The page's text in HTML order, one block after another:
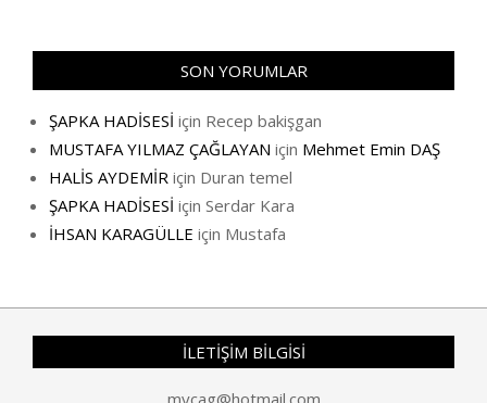
SON YORUMLAR
ŞAPKA HADİSESİ için Recep bakişgan
MUSTAFA YILMAZ ÇAĞLAYAN için Mehmet Emin DAŞ
HALİS AYDEMİR için Duran temel
ŞAPKA HADİSESİ için Serdar Kara
İHSAN KARAGÜLLE için Mustafa
İLETİŞİM BİLGİSİ
mycag@hotmail.com